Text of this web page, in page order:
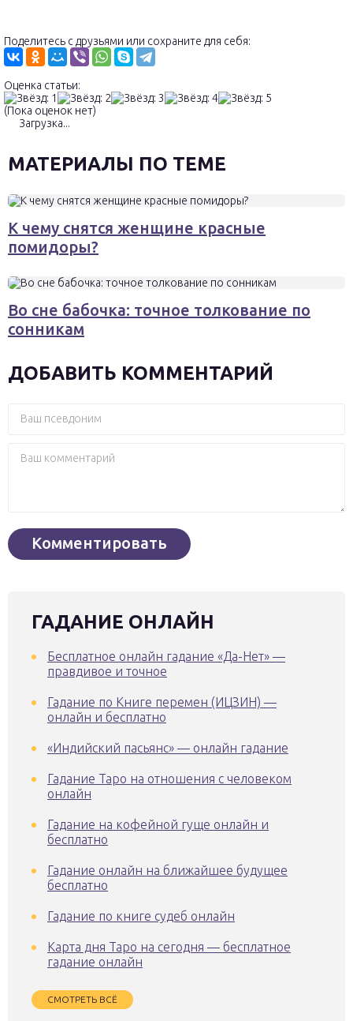
Поделитесь с друзьями или сохраните для себя:
Оценка статьи:
(Пока оценок нет)
Загрузка...
МАТЕРИАЛЫ ПО ТЕМЕ
К чему снятся женщине красные
помидоры?
Во сне бабочка: точное толкование по
сонникам
ДОБАВИТЬ КОММЕНТАРИЙ
ГАДАНИЕ ОНЛАЙН
Бесплатное онлайн гадание «Да-Нет» —
правдивое и точное
Гадание по Книге перемен (ИЦЗИН) —
онлайн и бесплатно
«Индийский пасьянс» — онлайн гадание
Гадание Таро на отношения с человеком
онлайн
Гадание на кофейной гуще онлайн и
бесплатно
Гадание онлайн на ближайшее будущее
бесплатно
Гадание по книге судеб онлайн
Карта дня Таро на сегодня — бесплатное
гадание онлайн
СМОТРЕТЬ ВСЁ